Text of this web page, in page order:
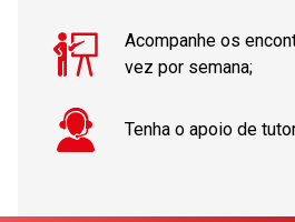
Acompanhe os
vez por semana;
Tenha o apoio de